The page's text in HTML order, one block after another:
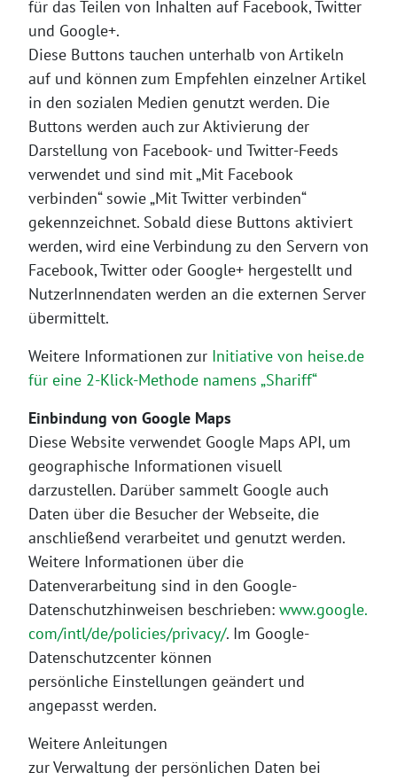
für das Teilen von Inhalten auf Facebook, Twitter
und Google+.
Diese Buttons tauchen unterhalb von Artikeln
auf und können zum Empfehlen einzelner Artikel
in den sozialen Medien genutzt werden. Die
Buttons werden auch zur Aktivierung der
Darstellung von Facebook- und Twitter-Feeds
verwendet und sind mit „Mit Facebook
verbinden“ sowie „Mit Twitter verbinden“
gekennzeichnet. Sobald diese Buttons aktiviert
werden, wird eine Verbindung zu den Servern von
Facebook, Twitter oder Google+ hergestellt und
NutzerInnendaten werden an die externen Server
übermittelt.
Weitere Informationen zur Initiative von heise.de
für eine 2-Klick-Methode namens „Shariff“
Einbindung von Google Maps
Diese Website verwendet Google Maps API, um
geographische Informationen visuell
darzustellen. Darüber sammelt Google auch
Daten über die Besucher der Webseite, die
anschließend verarbeitet und genutzt werden.
Weitere Informationen über die
Datenverarbeitung sind in den Google-
Datenschutzhinweisen beschrieben: www.google.
com/intl/de/policies/privacy/. Im Google-
Datenschutzcenter können
persönliche Einstellungen geändert und
angepasst werden.
Weitere Anleitungen
zur Verwaltung der persönlichen Daten bei